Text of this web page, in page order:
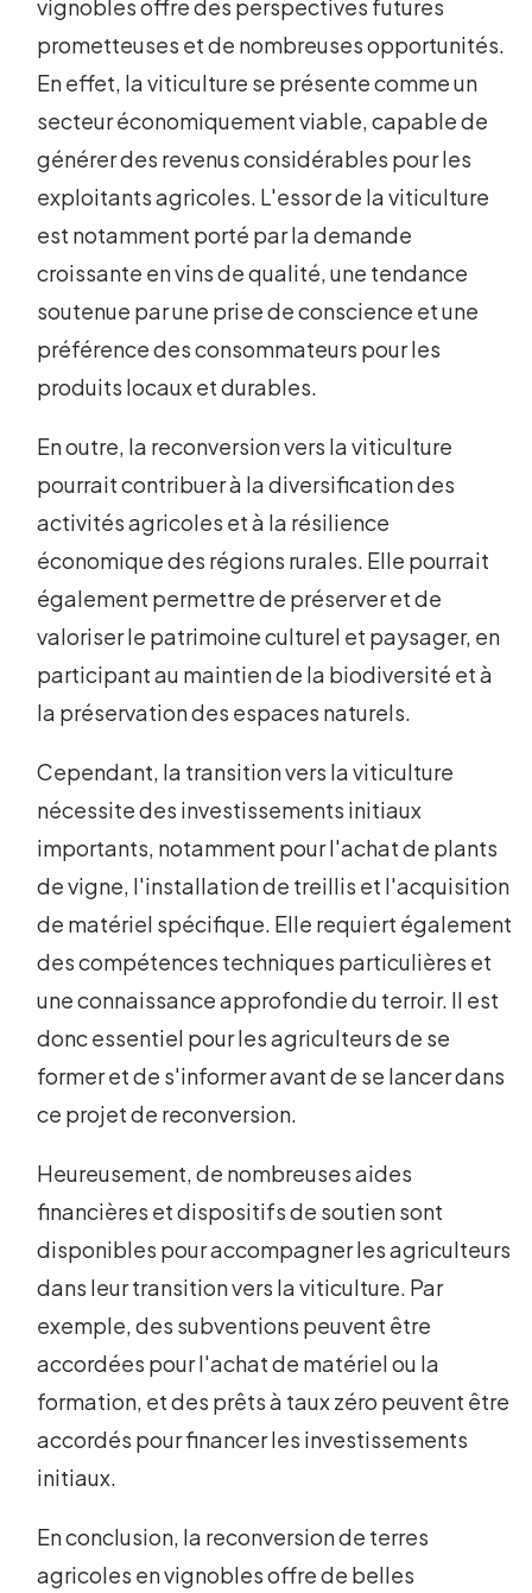
vignobles offre des perspectives futures
prometteuses et de nombreuses opportunités.
En effet, la viticulture se présente comme un
secteur économiquement viable, capable de
générer des revenus considérables pour les
exploitants agricoles. L'essor de la viticulture
est notamment porté par la demande
croissante en vins de qualité, une tendance
soutenue par une prise de conscience et une
préférence des consommateurs pour les
produits locaux et durables.
En outre, la reconversion vers la viticulture
pourrait contribuer à la diversification des
activités agricoles et à la résilience
économique des régions rurales. Elle pourrait
également permettre de préserver et de
valoriser le patrimoine culturel et paysager, en
participant au maintien de la biodiversité et à
la préservation des espaces naturels.
Cependant, la transition vers la viticulture
nécessite des investissements initiaux
importants, notamment pour l'achat de plants
de vigne, l'installation de treillis et l'acquisition
de matériel spécifique. Elle requiert également
des compétences techniques particulières et
une connaissance approfondie du terroir. Il est
donc essentiel pour les agriculteurs de se
former et de s'informer avant de se lancer dans
ce projet de reconversion.
Heureusement, de nombreuses aides
financières et dispositifs de soutien sont
disponibles pour accompagner les agriculteurs
dans leur transition vers la viticulture. Par
exemple, des subventions peuvent être
accordées pour l'achat de matériel ou la
formation, et des prêts à taux zéro peuvent être
accordés pour financer les investissements
initiaux.
En conclusion, la reconversion de terres
agricoles en vignobles offre de belles